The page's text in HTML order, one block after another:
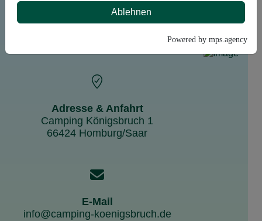
Adresse & Anfahrt
Camping Königsbruch 1
66424 Homburg/Saar
E-Mail
info@camping-koenigsbruch.de
Ablehnen
Powered by mps.agency